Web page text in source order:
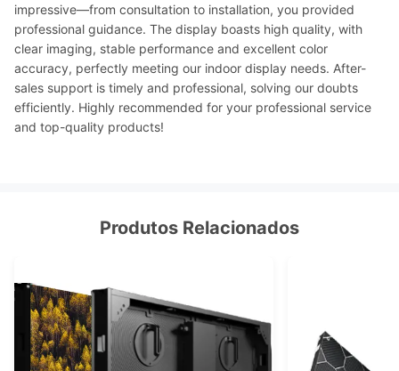
impressive—from consultation to installation, you provided
professional guidance. The display boasts high quality, with
clear imaging, stable performance and excellent color
accuracy, perfectly meeting our indoor display needs. After-
sales support is timely and professional, solving our doubts
efficiently. Highly recommended for your professional service
and top-quality products!
Produtos Relacionados